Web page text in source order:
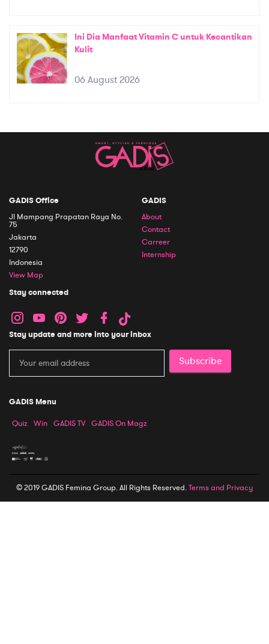
Ini Dia Manfaat Vitamin C untuk Kecantikan
Kulit
06 August 2026
GADIS Office
Jl Mampang Prapatan Raya No.
75
Jakarta
12790
Indonesia
View Map
GADIS
About
Contact
Carreer
Internship
Stay connected
Stay update and more into your inbox
Subscribe
GADIS Menu
Quiz Win GADIS TV GADIS On Magz
© 2019 GADIS Femina Group. All Rights Reserved.Terms and Privacy